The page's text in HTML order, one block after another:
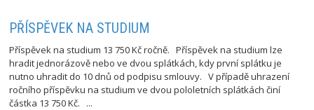
PŘÍSPĚVEK NA STUDIUM
Příspěvek na studium 13 750 Kč ročně. Příspěvek na studium lze
hradit jednorázově nebo ve dvou splátkách, kdy první splátku je
nutno uhradit do 10 dnů od podpisu smlouvy. V případě uhrazení
ročního příspěvku na studium ve dvou pololetních splátkách činí
částka 13 750 Kč. ...